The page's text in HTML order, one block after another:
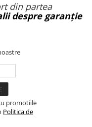
din partea
despre garanție
promotiile
Politica de